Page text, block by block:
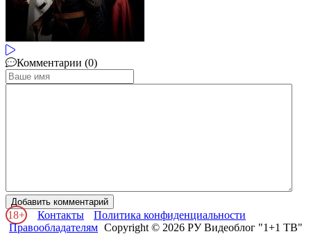
Комментарии (0)
Добавить комментарий
18+ Контакты
Политика конфиденциальности
Правообладателям Copyright © 2026 РУ Видеоблог "1+1 ТВ"